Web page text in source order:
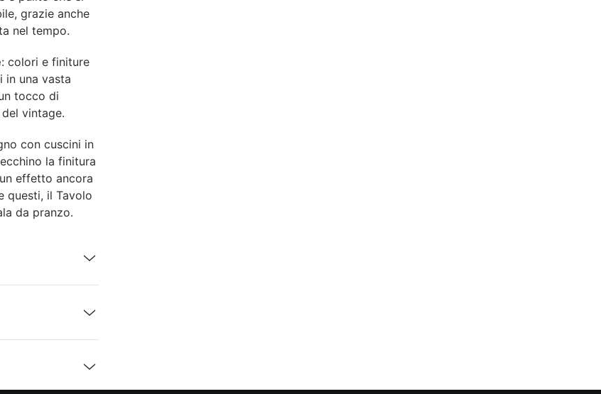
grazie anche
nel tempo.
: colori e finiture
in una vasta
tocco di
vintage.
con cuscini in
la finitura
effetto ancora
questi, il Tavolo
da pranzo.